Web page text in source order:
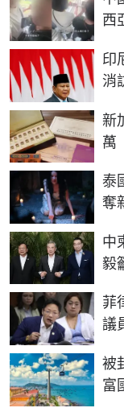
西
印
消
新
萬
泰
奪
中
毅
菲
議
被
富